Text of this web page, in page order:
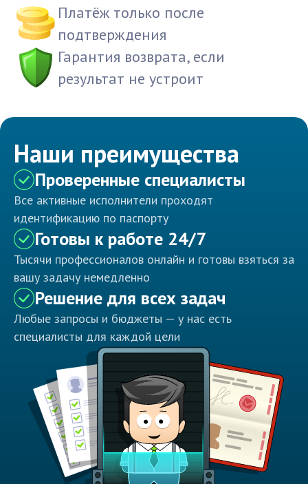
Платёж только после
подтверждения
Гарантия возврата, если
результат не устроит
Наши преимущества
Проверенные специалисты
Все активные исполнители проходят
идентификацию по паспорту
Готовы к работе 24/7
Тысячи профессионалов онлайн и готовы взяться за
вашу задачу немедленно
Решение для всех задач
Любые запросы и бюджеты — у нас есть
специалисты для каждой цели